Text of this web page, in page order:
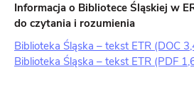
Informacja o Bibliotece Śląskiej w
do czytania i rozumienia
Biblioteka Śląska – tekst ETR (DOC
Biblioteka Śląska – tekst ETR (PDF